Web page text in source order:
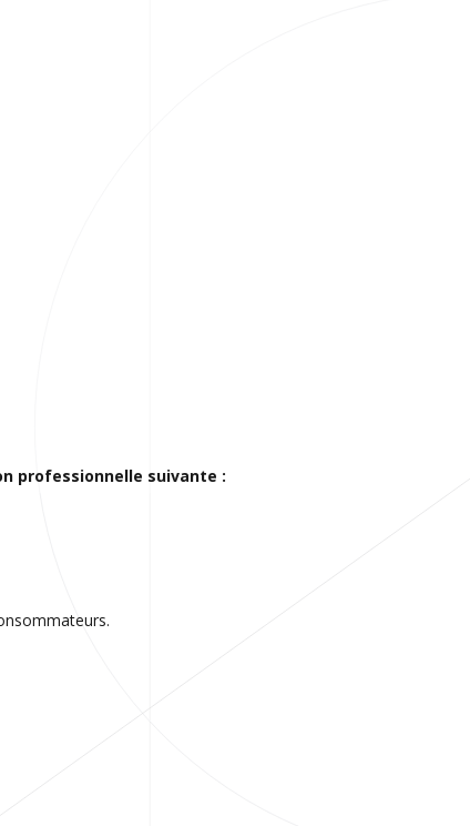
professionnelle suivante :